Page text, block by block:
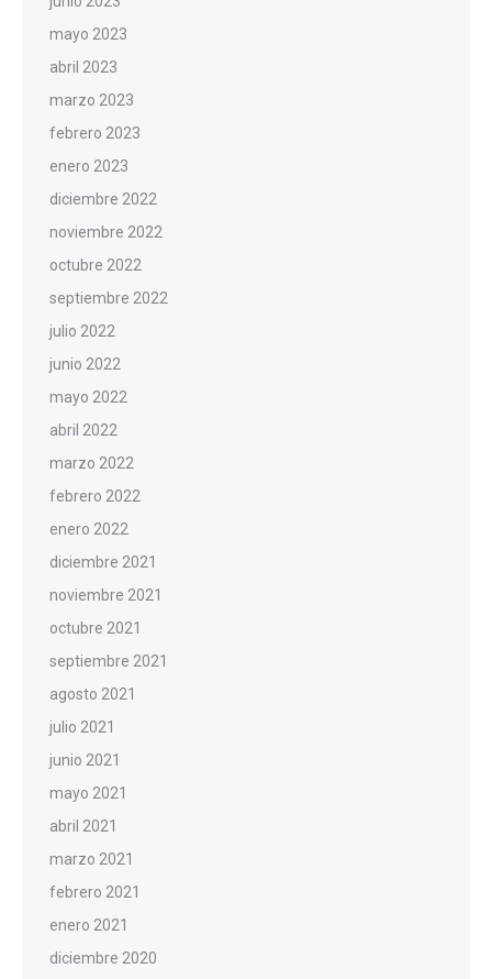
mayo 2023
abril 2023
marzo 2023
febrero 2023
enero 2023
diciembre 2022
noviembre 2022
octubre 2022
septiembre 2022
julio 2022
junio 2022
mayo 2022
abril 2022
marzo 2022
febrero 2022
enero 2022
diciembre 2021
noviembre 2021
octubre 2021
septiembre 2021
agosto 2021
julio 2021
junio 2021
mayo 2021
abril 2021
marzo 2021
febrero 2021
enero 2021
diciembre 2020